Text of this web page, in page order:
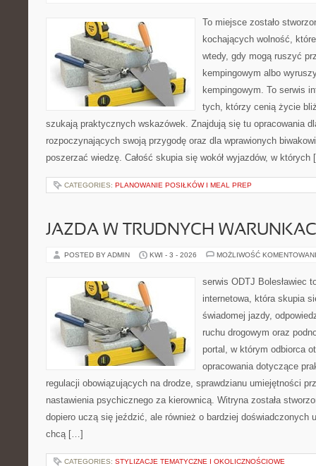
To miejsce zostało
kochających wolność,
wtedy, gdy mogą ruszyć
kempingowym albo
kempingowym. To serwis
tych, którzy cenią życie
szukają praktycznych wskazówek. Znajdują się tu opracowania
rozpoczynających swoją przygodę oraz dla wprawionych
poszerzać wiedzę. Całość skupia się wokół wyjazdów, w
CATEGORIES: PLANOWANIE POSIŁKÓW I MEAL PREP
JAZDA W TRUDNYCH
POSTED BY ADMIN KWI - 3 - 2026 MOŻLIWOŚĆ
serwis ODTJ Bolesławiec
internetowa, która skupia
świadomej jazdy,
ruchu drogowym oraz
portal, w którym odbiorca
opracowania dotyczące
regulacji obowiązujących na drodze, sprawdzianu umiejętności
nastawienia psychicznego za kierownicą. Witryna została
dopiero uczą się jeździć, ale również o bardziej doświadczonych
chcą […]
CATEGORIES: STYLIZACJE TEMATYCZNE I OKOLICZNOŚCIOWE